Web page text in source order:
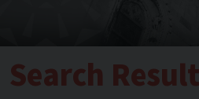
Search